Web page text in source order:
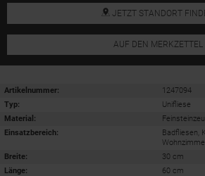
JETZT STANDORT
AUF DEN MERKZETTEL
Artikelnummer:
1247094
Typ:
Unifliese
Material:
Einsatzbereich:
Badfliesen,
Breite:
30 cm
Länge:
60 cm